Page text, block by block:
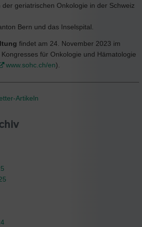
geriatrischen Onkologie in der Schweiz
Bern und das Inselspital.
findet am 24. November 2023 im
für Onkologie und Hämatologie
www.sohc.ch/en).
Artikeln